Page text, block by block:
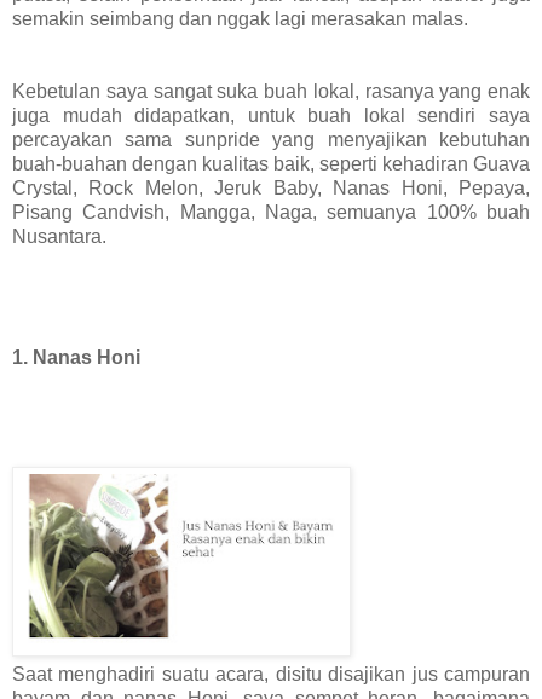
semakin seimbang dan nggak lagi merasakan malas.
Kebetulan saya sangat suka buah lokal, rasanya yang enak
juga mudah didapatkan, untuk buah lokal sendiri saya
percayakan sama sunpride yang menyajikan kebutuhan
buah-buahan dengan kualitas baik, seperti kehadiran Guava
Crystal, Rock Melon, Jeruk Baby, Nanas Honi, Pepaya,
Pisang Candvish, Mangga, Naga, semuanya 100% buah
Nusantara.
1. Nanas Honi
Saat menghadiri suatu acara, disitu disajikan jus campuran